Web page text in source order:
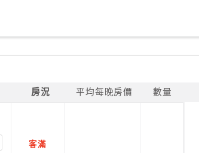
房況 平均每晚房價 數量
客滿